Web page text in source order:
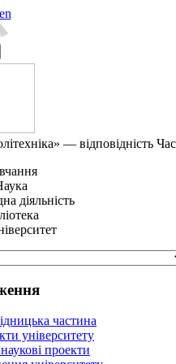
en
— відповідність
діяльність
частина
університету
проекти